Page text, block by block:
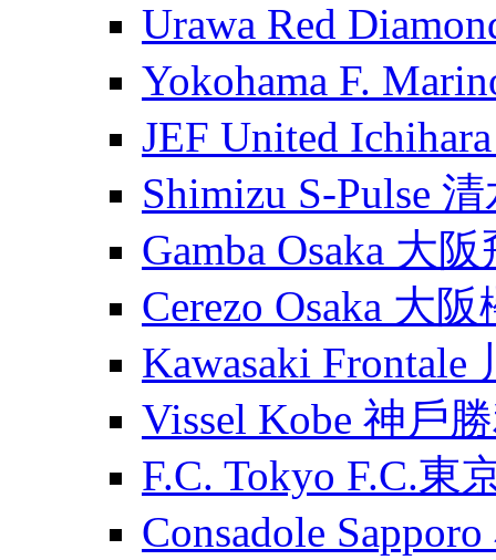
Urawa Red
Yokohama F.
JEF United
Shimizu S-Pulse
Gamba Osaka 大
Cerezo Osaka 大
Kawasaki Frontale
Vissel Kobe 神戶
F.C. Tokyo F.C.東
Consadole